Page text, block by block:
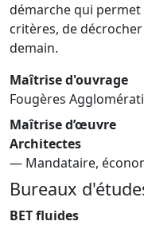
démarche qui
critères, de
demain.
Maîtrise d'ouvrage
Fougères
Maîtrise d’œuvre
Architectes
— Mandataire,
Bureaux
BET fluides